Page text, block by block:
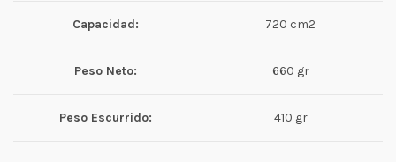
Capacidad: 720 cm2
Peso Neto: 660 gr
Peso Escurrido: 410 gr